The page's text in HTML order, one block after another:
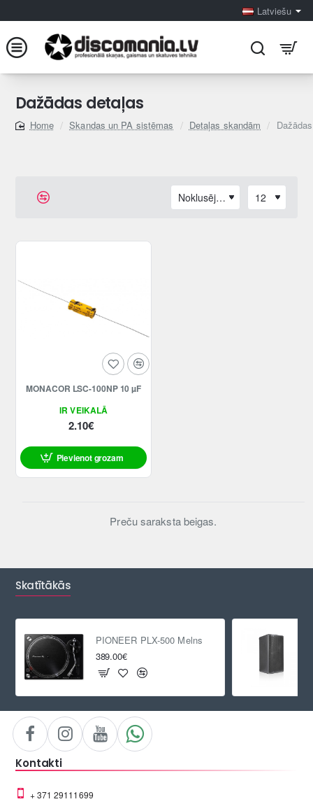
Latviešu
Dažādas detaļas
home
Skandas un PA sistēmas Detaļas skandām
IR VEIKALĀ
MONACOR LSC-100NP 10 µF
2.10€
Pievienot grozam
Preču saraksta beigas.
Skatītākās
PIONEER PLX-500 Melns
389.00€
Kontakti
+ 371 29111699